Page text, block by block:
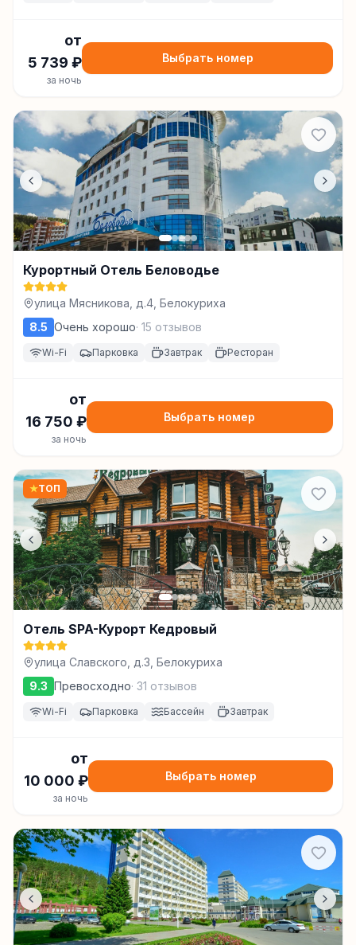
от
5 739 ₽
за ночь
Выбрать номер
Курортный Отель Беловодье
улица Мясникова, д.4, Белокуриха
8.5 Очень хорошо· 15 отзывов
Wi-Fi Парковка Завтрак Ресторан
от
16 750 ₽
за ночь
Выбрать номер
★ТОП
Отель SPA-Курорт Кедровый
улица Славского, д.3, Белокуриха
9.3 Превосходно· 31 отзывов
Wi-Fi Парковка Бассейн Завтрак
от
10 000 ₽
за ночь
Выбрать номер